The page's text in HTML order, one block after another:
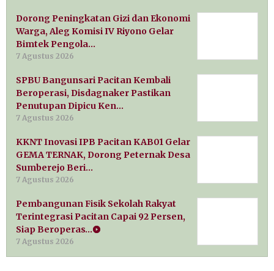
Dorong Peningkatan Gizi dan Ekonomi
Warga, Aleg Komisi IV Riyono Gelar
Bimtek Pengola…
7 Agustus 2026
SPBU Bangunsari Pacitan Kembali
Beroperasi, Disdagnaker Pastikan
Penutupan Dipicu Ken…
7 Agustus 2026
KKNT Inovasi IPB Pacitan KAB01 Gelar
GEMA TERNAK, Dorong Peternak Desa
Sumberejo Beri…
7 Agustus 2026
Pembangunan Fisik Sekolah Rakyat
Terintegrasi Pacitan Capai 92 Persen,
Siap Beroperas…
7 Agustus 2026